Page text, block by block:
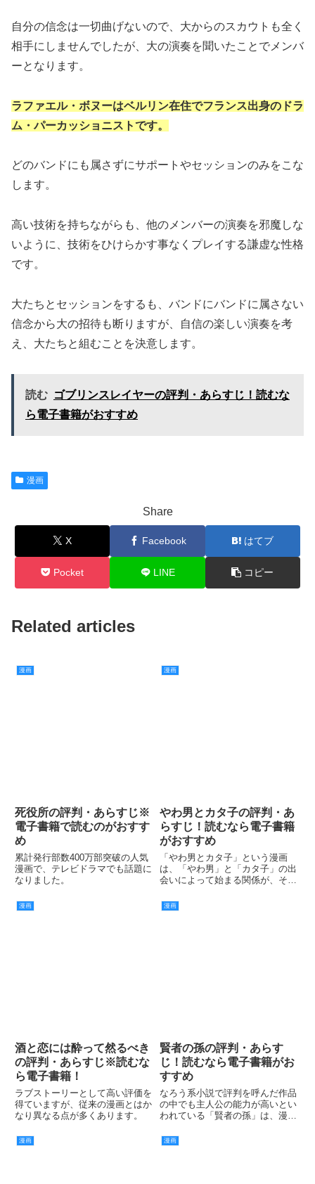
自分の信念は一切曲げないので、大からのスカウトも全く
相手にしませんでしたが、大の演奏を聞いたことでメンバ
ーとなります。
ラファエル・ボヌーはベルリン在住でフランス出身のドラ
ム・パーカッショニストです。
どのバンドにも属さずにサポートやセッションのみをこな
します。
高い技術を持ちながらも、他のメンバーの演奏を邪魔しな
いように、技術をひけらかす事なくプレイする謙虚な性格
です。
大たちとセッションをするも、バンドにバンドに属さない
信念から大の招待も断りますが、自信の楽しい演奏を考
え、大たちと組むことを決意します。
読む ゴブリンスレイヤーの評判・あらすじ！読むな
ら電子書籍がおすすめ
漫画
Share
X Facebook はてブ
Pocket LINE コピー
Related articles
漫画
死役所の評判・あらすじ※
電子書籍で読むのがおすす
め
累計発行部数400万部突破の人気
漫画で、テレビドラマでも話題に
なりました。
漫画
やわ男とカタ子の評判・あ
らすじ！読むなら電子書籍
がおすすめ
「やわ男とカタ子」という漫画
は、「やわ男」と「カタ子」の出
会いによって始まる関係が、その
うことが気になるストーリーにな
っています。
漫画
酒と恋には酔って然るべき
の評判・あらすじ※読むな
ら電子書籍！
ラブストーリーとして高い評価を
得ていますが、従来の漫画とはか
なり異なる点が多くあります。
漫画
賢者の孫の評判・あらす
じ！読むなら電子書籍がお
すすめ
なろう系小説で評判を呼んだ作品
の中でも主人公の能力が高いとい
われている「賢者の孫」は、漫画
したといわれています。
漫画 漫画